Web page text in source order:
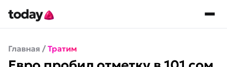
Главная / Тратим